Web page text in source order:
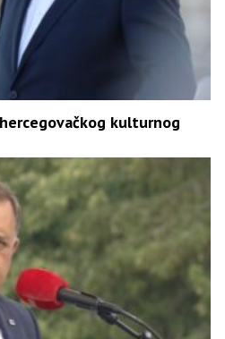
kulturnog